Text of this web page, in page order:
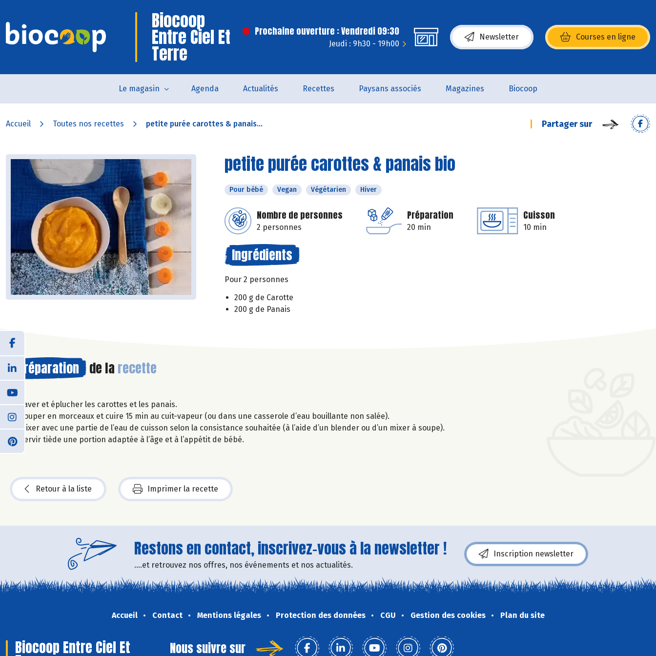
Biocoop
Entre Ciel Et
Terre
Prochaine ouverture : Vendredi 09:30
Jeudi : 9h30 - 19h00
Newsletter Courses en ligne
(s’ouvre dans une nouvelle fenêtre)
Le magasin Agenda Actualités Recettes Paysans associés Magazines Biocoop
Accueil Toutes nos recettes petite purée carottes & panais... Partager sur
petite purée carottes & panais bio
Pour bébé Vegan Végétarien Hiver
Nombre de personnes
2 personnes
Préparation
20 min
Cuisson
10 min
Ingrédients
Pour 2 personnes
200 g de Carotte
200 g de Panais
Préparation de la recette
Laver et éplucher les carottes et les panais.
Couper en morceaux et cuire 15 min au cuit-vapeur (ou dans une casserole d’eau bouillante non salée).
Mixer avec une partie de l’eau de cuisson selon la consistance souhaitée (à l’aide d’un blender ou d’un mixer à soupe).
Servir tiède une portion adaptée à l’âge et à l’appétit de bébé.
Retour à la liste Imprimer la recette
Restons en contact, inscrivez-vous à la newsletter !
....et retrouvez nos offres, nos événements et nos actualités.
Inscription newsletter
Accueil Contact Mentions légales Protection des données CGU Gestion des cookies Plan du site
Biocoop Entre Ciel Et Nous suivre sur